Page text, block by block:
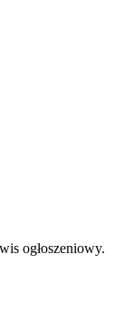
ogłoszeniowy.